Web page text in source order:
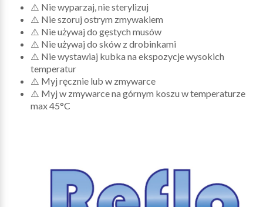
⚠️ Nie wyparzaj, nie sterylizuj
⚠️ Nie szoruj ostrym zmywakiem
⚠️ Nie używaj do gęstych musów
⚠️ Nie używaj do sków z drobinkami
⚠️ Nie wystawiaj kubka na ekspozycje wysokich
temperatur
⚠️ Myj ręcznie lub w zmywarce
⚠️ Myj w zmywarce na górnym koszu w temperaturze
max45°C